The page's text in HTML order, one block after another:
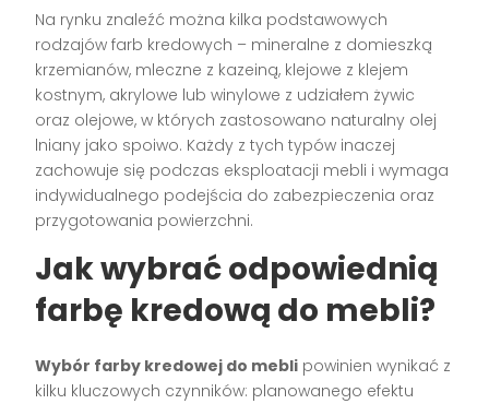
Na rynku znaleźć można kilka podstawowych
rodzajów farb kredowych – mineralne z domieszką
krzemianów, mleczne z kazeiną, klejowe z klejem
kostnym, akrylowe lub winylowe z udziałem żywic
oraz olejowe, w których zastosowano naturalny olej
lniany jako spoiwo. Każdy z tych typów inaczej
zachowuje się podczas eksploatacji mebli i wymaga
indywidualnego podejścia do zabezpieczenia oraz
przygotowania powierzchni.
Jak wybrać odpowiednią
farbę kredową do mebli?
Wybór farby kredowej do mebli powinien wynikać z
kilku kluczowych czynników: planowanego efektu